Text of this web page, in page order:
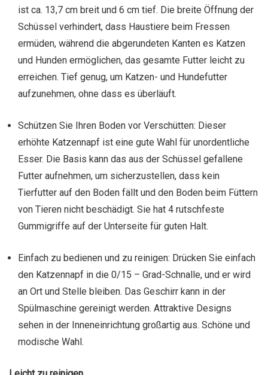
ist ca. 13,7 cm breit und 6 cm tief. Die breite Öffnung der
Schüssel verhindert, dass Haustiere beim Fressen
ermüden, während die abgerundeten Kanten es Katzen
und Hunden ermöglichen, das gesamte Futter leicht zu
erreichen. Tief genug, um Katzen- und Hundefutter
aufzunehmen, ohne dass es überläuft.
Schützen Sie Ihren Boden vor Verschütten: Dieser
erhöhte Katzennapf ist eine gute Wahl für unordentliche
Esser. Die Basis kann das aus der Schüssel gefallene
Futter aufnehmen, um sicherzustellen, dass kein
Tierfutter auf den Boden fällt und den Boden beim Füttern
von Tieren nicht beschädigt. Sie hat 4 rutschfeste
Gummigriffe auf der Unterseite für guten Halt.
Einfach zu bedienen und zu reinigen: Drücken Sie einfach
den Katzennapf in die 0/15 – Grad-Schnalle, und er wird
an Ort und Stelle bleiben. Das Geschirr kann in der
Spülmaschine gereinigt werden. Attraktive Designs
sehen in der Inneneinrichtung großartig aus. Schöne und
modische Wahl.